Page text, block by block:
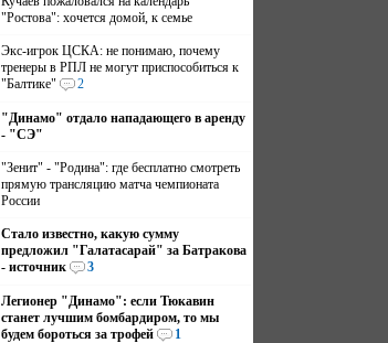
"Ростова": хочется домой, к семье
Экс-игрок ЦСКА: не понимаю, почему
тренеры в РПЛ не могут приспособиться к
"Балтике"
2
"Динамо" отдало нападающего в аренду
- "СЭ"
"Зенит" - "Родина": где бесплатно смотреть
прямую трансляцию матча чемпионата
России
Стало известно, какую сумму
предложил "Галатасарай" за Батракова
- источник
3
Легионер "Динамо": если Тюкавин
станет лучшим бомбардиром, то мы
будем бороться за трофей
1